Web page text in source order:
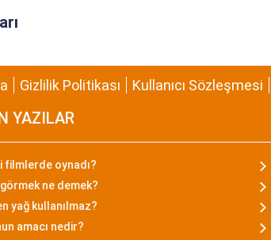
Gizlilik Politikası Kullanıcı Sözleşmesi
YAZILAR
filmlerde oynadı?
ne demek?
yağ kullanılmaz?
amacı nedir?